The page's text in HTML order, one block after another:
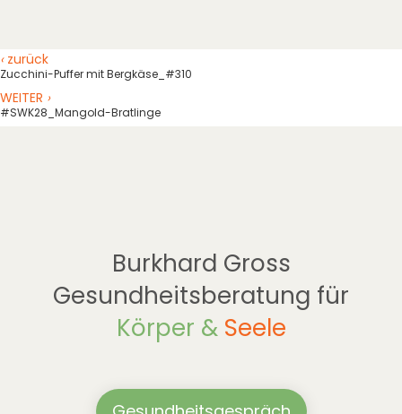
‹zurück
Zucchini-Puffer mit Bergkäse_#310
WEITER ›
#SWK28_Mangold-Bratlinge
Burkhard Gross
Gesundheitsberatung für
Körper & Seele